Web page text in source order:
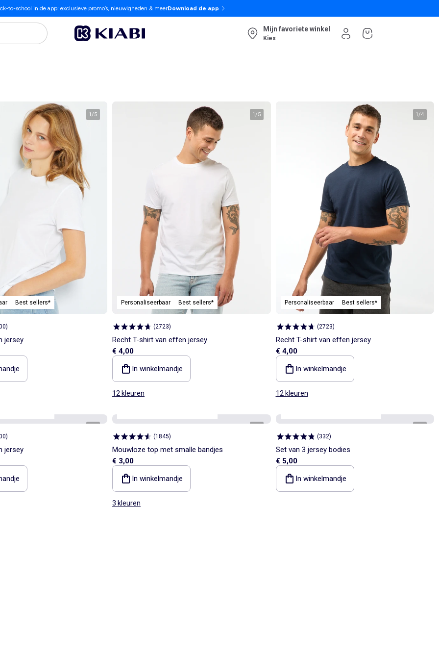
to-school in de app: exclusieve promo’s, nieuwigheden & meerDownload de app
Mijn favoriete winkel
Kies
Best sellers*
1/5
)
jersey
Personaliseerbaar Best sellers*
1/5
(2723)
Recht T-shirt van effen jersey
€ 4,00
In winkelmandje
12 kleuren
Personaliseerbaar Best sellers*
1/4
(2723)
Recht T-shirt van effen jersey
€ 4,00
In winkelmandje
12 kleuren
)
jersey
(1845)
Mouwloze top met smalle bandjes
€ 3,00
In winkelmandje
3 kleuren
(332)
Set van 3 jersey bodies
€ 5,00
In winkelmandje